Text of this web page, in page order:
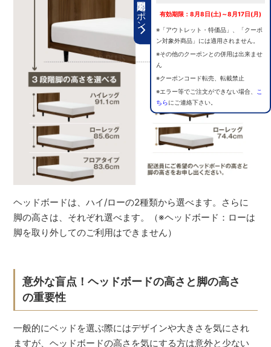
期間限定クーポン 有効期限：8月8日(土)～8月17日(月)
※「アウトレット・特価品」、「クーポ
ン対象外商品」には適用されません。
※その他のクーポンとの併用は出来ませ
ん
※クーポンコード転売、転載禁止
※エラー等でご注文ができない場合、
こ
ちらにご連絡下さい。
ヘッドボードは、ハイ/ローの2種類から選べます。さらに
脚の高さは、それぞれ選べます。（※ヘッドボード：ローは
脚を取り外してのご利用はできません）
意外な盲点！ヘッドボードの高さと脚の高さ
の重要性
一般的にベッドを選ぶ際にはデザインや大きさを気にされ
ますが、ヘッドボードの高さを気にする方は意外と少ない